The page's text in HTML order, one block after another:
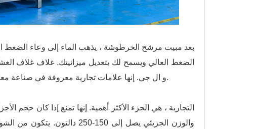
بعد مبيت مرشح الخرطوشة ، يذهب الماء إلى وعاء الضغط
مشاريعنا داو فيلمتيك و توراي و فونتون و Hydranautics و ال جي. إنها علامات تجارية معروفة في صناعة معالجة المياه.
والوزن الجزيئي يصل إلى 150-